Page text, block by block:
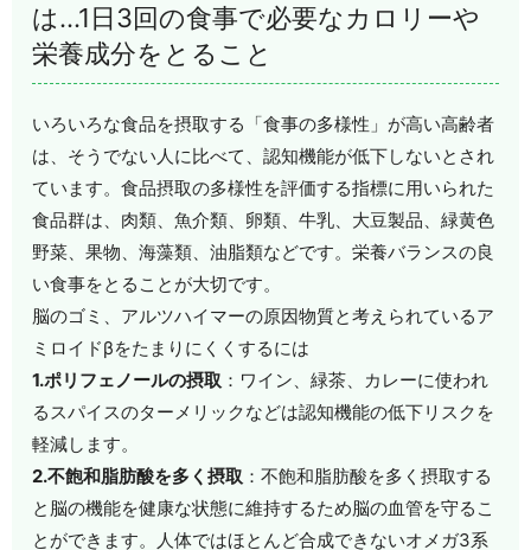
は…1日3回の食事で必要なカロリーや
栄養成分をとること
いろいろな食品を摂取する「食事の多様性」が高い高齢者
は、そうでない人に比べて、認知機能が低下しないとされ
ています。食品摂取の多様性を評価する指標に用いられた
食品群は、肉類、魚介類、卵類、牛乳、大豆製品、緑黄色
野菜、果物、海藻類、油脂類などです。栄養バランスの良
い食事をとることが大切です。
脳のゴミ、アルツハイマーの原因物質と考えられているア
ミロイドβをたまりにくくするには
1.ポリフェノールの摂取 ：ワイン、緑茶、カレーに使われ
るスパイスのターメリックなどは認知機能の低下リスクを
軽減します。
2.不飽和脂肪酸を多く摂取 ：不飽和脂肪酸を多く摂取する
と脳の機能を健康な状態に維持するため脳の血管を守るこ
とができます。人体ではほとんど合成できないオメガ3系